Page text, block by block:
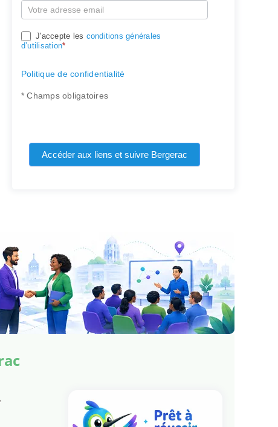
J'accepte les conditions générales
d’utilisation*
Politique de confidentialité
* Champs obligatoires
Accéder aux liens et suivre Bergerac